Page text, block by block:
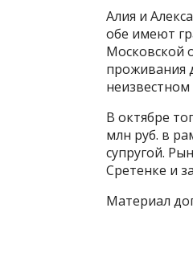
Алия и
обе имеют
Московской
проживания
В октябре
млн руб. в
супругой.
Сретенке и
Материал